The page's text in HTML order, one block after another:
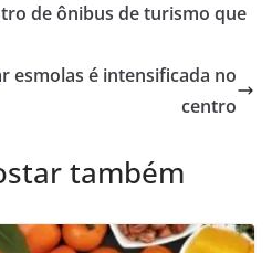
de ônibus de turismo que
esmolas é intensificada no
centro
também